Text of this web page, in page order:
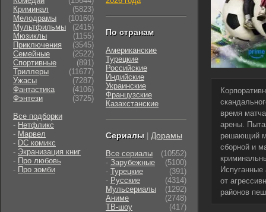
время
арены.
решающий
сборной и
от
районов
Криминал
(5823)
Мелодрамы
(10160)
Мультфильмы
(2415)
Мюзиклы
(1155)
Приключения
(3545)
Семейные
(2522)
Cпортивные
(891)
Триллеры
(11677)
Ужасы
(7287)
Фантастика
(4106)
Фэнтези
(3725)
Все подборки
- Нетфликс
- Марвел
- DC комикс
- Экранизация книг
- Про любовь
- Про зомби
По странам
Американские
Турецкие
Российские
Индийские
Украинские
Французские
Казахстанские
Сериалы Дорамы
Все сериалы
(10552)
- Зарубежные
(5100)
- Турецкие
(391)
- Русские
(4314)
Мульсериалы
(1292)
Аниме
(2748)
ТВ-шоу
(417)